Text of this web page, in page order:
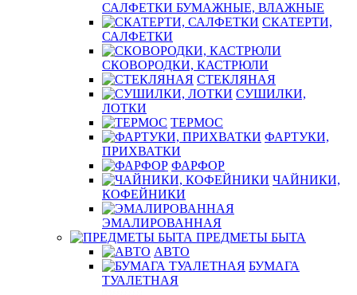
САЛФЕТКИ БУМАЖНЫЕ, ВЛАЖНЫЕ
СКАТЕРТИ,
САЛФЕТКИ
СКОВОРОДКИ, КАСТРЮЛИ
СТЕКЛЯНАЯ
СУШИЛКИ,
ЛОТКИ
ТЕРМОС
ФАРТУКИ,
ПРИХВАТКИ
ФАРФОР
ЧАЙНИКИ,
КОФЕЙНИКИ
ЭМАЛИРОВАННАЯ
ПРЕДМЕТЫ БЫТА
АВТО
БУМАГА
ТУАЛЕТНАЯ